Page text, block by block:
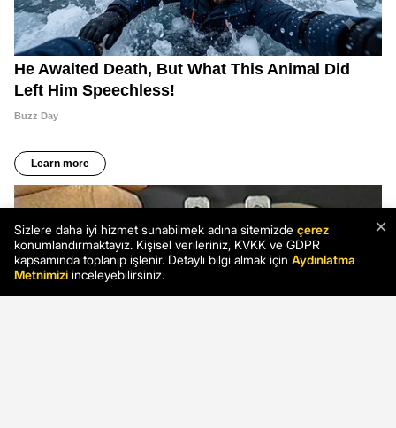
×
Sizlere daha iyi hizmet sunabilmek adına sitemizde çerez
konumlandırmaktayız. Kişisel verileriniz, KVKK ve GDPR
kapsamında toplanıp işlenir. Detaylı bilgi almak için Aydınlatma
Metnimizi inceleyebilirsiniz.